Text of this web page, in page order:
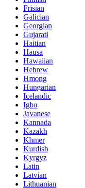
Frisian
Galician
Georgian
Gujarati
Haitian
Hausa
Hawaiian
Hebrew
Hmong
Hungarian
Icelandic
Igbo
Javanese
Kannada
Kazakh
Khmer
Kurdish
Kyrgyz
Latin
Latvian
Lithuanian